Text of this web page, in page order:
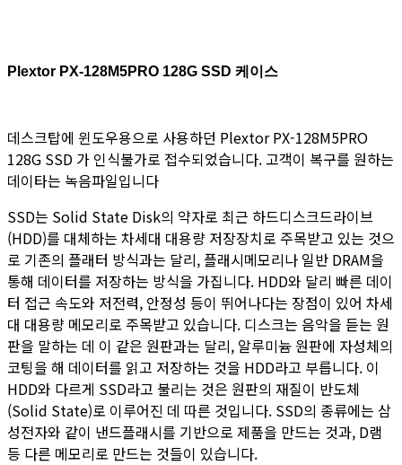
Plextor PX-128M5PRO 128G SSD 케이스
데스크탑에 윈도우용으로 사용하던 Plextor PX-128M5PRO
128G SSD 가 인식불가로 접수되었습니다. 고객이 복구를 원하는
데이타는 녹음파일입니다
SSD는 Solid State Disk의 약자로 최근 하드디스크드라이브
(HDD)를 대체하는 차세대 대용량 저장장치로 주목받고 있는 것으
로 기존의 플래터 방식과는 달리, 플래시메모리나 일반 DRAM을
통해 데이터를 저장하는 방식을 가집니다. HDD와 달리 빠른 데이
터 접근 속도와 저전력, 안정성 등이 뛰어나다는 장점이 있어 차세
대 대용량 메모리로 주목받고 있습니다. 디스크는 음악을 듣는 원
판을 말하는 데 이 같은 원판과는 달리, 알루미늄 원판에 자성체의
코팅을 해 데이터를 읽고 저장하는 것을 HDD라고 부릅니다. 이
HDD와 다르게 SSD라고 불리는 것은 원판의 재질이 반도체
(Solid State)로 이루어진 데 따른 것입니다. SSD의 종류에는 삼
성전자와 같이 낸드플래시를 기반으로 제품을 만드는 것과, D램
등 다른 메모리로 만드는 것들이 있습니다.